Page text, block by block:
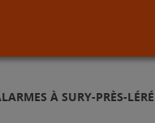
À SURY-PRÈS-LÉRÉ